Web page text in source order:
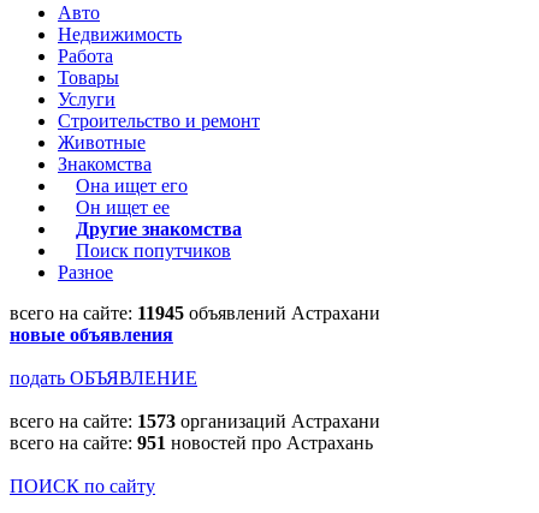
Авто
Недвижимость
Работа
Товары
Услуги
Строительство и ремонт
Животные
Знакомства
Она ищет его
Он ищет ее
Другие знакомства
Поиск попутчиков
Разное
всего на сайте: 11945 объявлений Астрахани
новые объявления
подать ОБЪЯВЛЕНИЕ
всего на сайте: 1573 организаций Астрахани
всего на сайте: 951 новостей про Астрахань
ПОИСК по сайту